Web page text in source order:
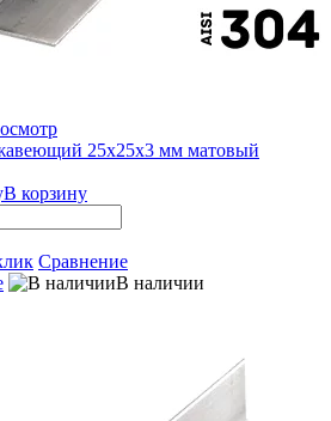
25х25х3 мм матовый
В корзину
Сравнение
В наличии